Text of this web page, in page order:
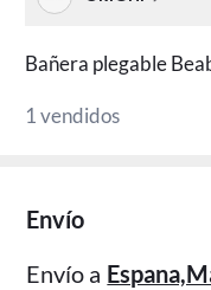
Bañera plegable
1 vendidos
Envío
Envío a